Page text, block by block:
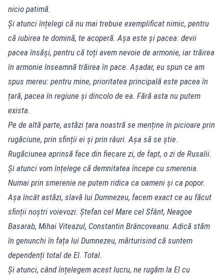
nicio patimă.
Și atunci înțelegi că nu mai trebuie exemplificat nimic, pentru
că iubirea te domină, te acoperă. Așa este și pacea: devii
pacea însăși, pentru că toți avem nevoie de armonie, iar trăirea
în armonie înseamnă trăirea în pace. Așadar, eu spun ce am
spus mereu: pentru mine, prioritatea principală este pacea în
țară, pacea în regiune și dincolo de ea. Fără asta nu putem
exista.
Pe de altă parte, astăzi țara noastră se menține în picioare prin
rugăciune, prin sfinții ei și prin râuri. Așa să se știe.
Rugăciunea aprinsă face din fiecare zi, de fapt, o zi de Rusalii.
Și atunci vom înțelege că demnitatea începe cu smerenia.
Numai prin smerenie ne putem ridica ca oameni și ca popor.
Așa încât astăzi, slavă lui Dumnezeu, facem exact ce au făcut
sfinții noștri voievozi: Ștefan cel Mare cel Sfânt, Neagoe
Basarab, Mihai Viteazul, Constantin Brâncoveanu. Adică stăm
în genunchi în fața lui Dumnezeu, mărturisind că suntem
dependenți total de El. Total.
Și atunci, când înțelegem acest lucru, ne rugăm la El cu